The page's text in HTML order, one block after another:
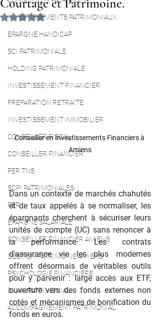
INVESTISSEMENTS PATRIMONIAUX
EPARGNE HANDICAP
SCI PATRIMONIALE
HOLDING PATRIMONIALE
INVESTISSEMENT FINANCIER
PREPARATION RETRAITE
INVESTISSEMENT IMMOBILIER
CONSEILLER FISCAL
CONSEILLER FINANCIER
PER TNS
SCPI PATRIMONIALES
PER
EPARGNE SALARIALE
CONSEILLER FINANCIER AMIENS
GESTION PATRIMOINE AMIENS
PSYCHOLOGIE FINANCIERE
BILAN PATRIMONIAL
ACCOMPAGNEMENT PATRIMONIAL
Courtage et Patrimoine.
Noté NaN étoiles sur 5.
Conseiller en Investissements Financiers à
Amiens
Dans un contexte de marchés chahutés
et de taux appelés à se normaliser, les
épargnants cherchent à sécuriser leurs
unités de compte (UC) sans renoncer à
la performance. Les contrats
d'assurance vie les plus modernes
offrent désormais de véritables outils
pour y parvenir : large accès aux ETF,
ouverture vers des fonds externes non
cotés et mécanismes de bonification du
fonds en euros.